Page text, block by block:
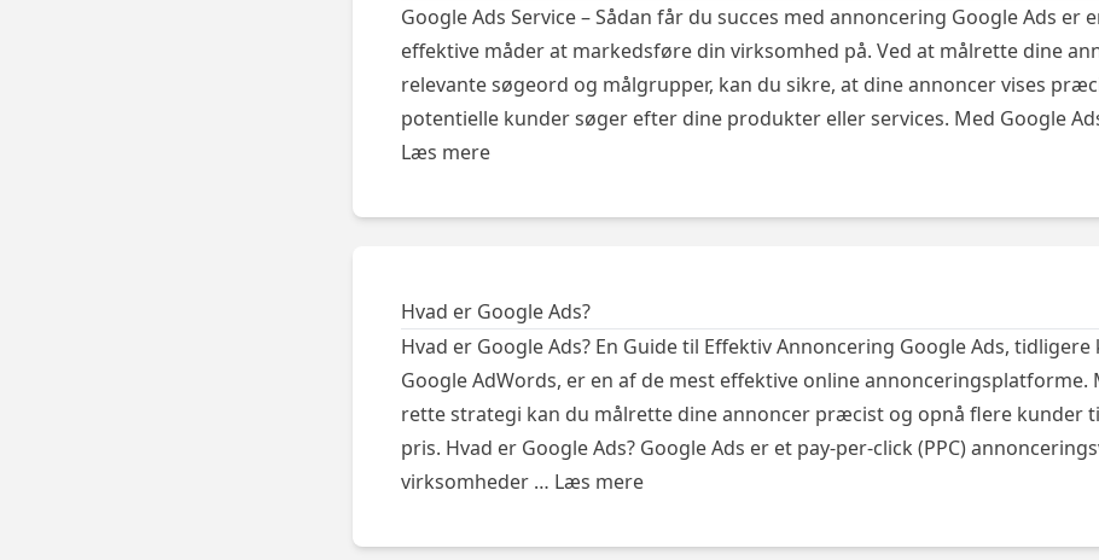
Google Ads Service – Sådan får du succes med annoncering Google Ads er
effektive måder at markedsføre din virksomhed på. Ved at målrette dine
relevante søgeord og målgrupper, kan du sikre, at dine annoncer vises
potentielle kunder søger efter dine produkter eller services. Med Google
Læs mere
Hvad er Google Ads?
Hvad er Google Ads? En Guide til Effektiv Annoncering Google Ads,
Google AdWords, er en af de mest effektive online annonceringsplatforme.
rette strategi kan du målrette dine annoncer præcist og opnå flere kunder
pris. Hvad er Google Ads? Google Ads er et pay-per-click (PPC)
virksomheder … Læs mere